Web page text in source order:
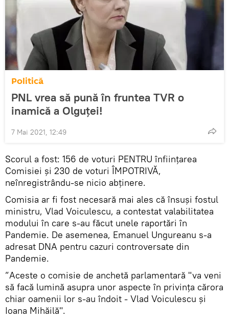
Politică
PNL vrea să pună în fruntea TVR o
inamică a Olguței!
7 Mai 2021, 12:49
Scorul a fost: 156 de voturi PENTRU înființarea
Comisiei și 230 de voturi ÎMPOTRIVĂ,
neînregistrându-se nicio abținere.
Comisia ar fi fost necesară mai ales că însuși fostul
ministru, Vlad Voiculescu, a contestat valabilitatea
modului în care s-au făcut unele raportări în
Pandemie. De asemenea, Emanuel Ungureanu s-a
adresat DNA pentru cazuri controversate din
Pandemie.
”Aceste o comisie de anchetă parlamentară "va veni
să facă lumină asupra unor aspecte în privinţa cărora
chiar oamenii lor s-au îndoit - Vlad Voiculescu şi
Ioana Mihăilă".